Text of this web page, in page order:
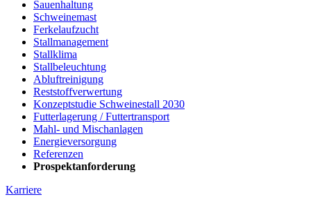
Sauenhaltung
Schweinemast
Ferkelaufzucht
Stallmanagement
Stallklima
Stallbeleuchtung
Abluftreinigung
Reststoffverwertung
Konzeptstudie Schweinestall 2030
Futterlagerung / Futtertransport
Mahl- und Mischanlagen
Energieversorgung
Referenzen
Prospektanforderung
Karriere